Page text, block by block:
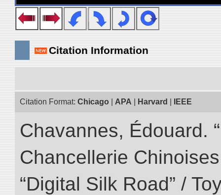
Citation Information
Citation Format: Chicago APA Harvard IEEE
Chavannes, Édouard.
Chancellerie
“Digital Silk Road” /